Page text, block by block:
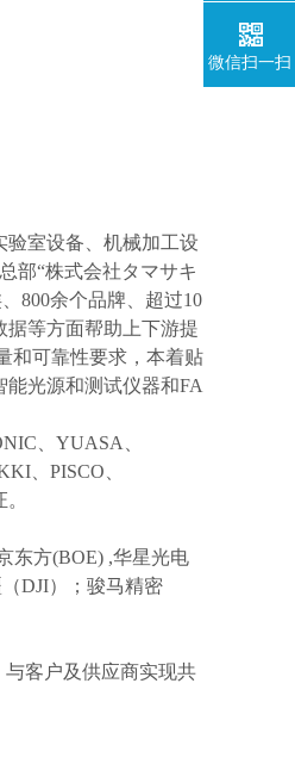
室设备、机械加工设
部“株式会社タマサキ
800余个品牌、超过10
据等方面帮助上下游提
和可靠性要求，本着贴
光源和测试仪器和FA
、YUASA、
、PISCO、
东方(BOE) ,华星光电
DJI）；骏马精密
客户及供应商实现共
微信扫一扫